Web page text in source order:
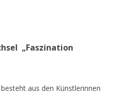
„Faszination
aus den Künstlerinnen